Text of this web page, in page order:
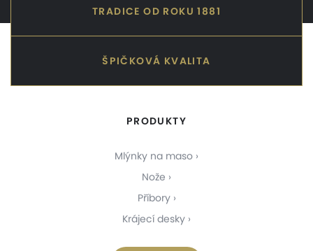
TRADICE OD ROKU 1881
ŠPIČKOVÁ KVALITA
PRODUKTY
Mlýnky na maso
Nože
Příbory
Krájecí desky